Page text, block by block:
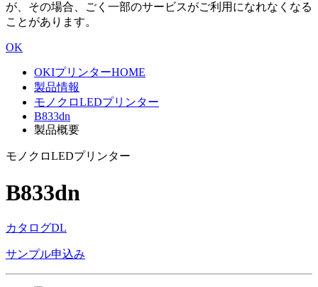
が、その場合、ごく一部のサービスがご利用になれなくなる
ことがあります。
OK
OKIプリンターHOME
製品情報
モノクロLEDプリンター
B833dn
製品概要
モノクロLEDプリンター
B833dn
カタログDL
サンプル申込み